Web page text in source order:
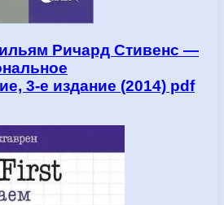
Ричард Стивенс —
3-е издание (2014) pdf